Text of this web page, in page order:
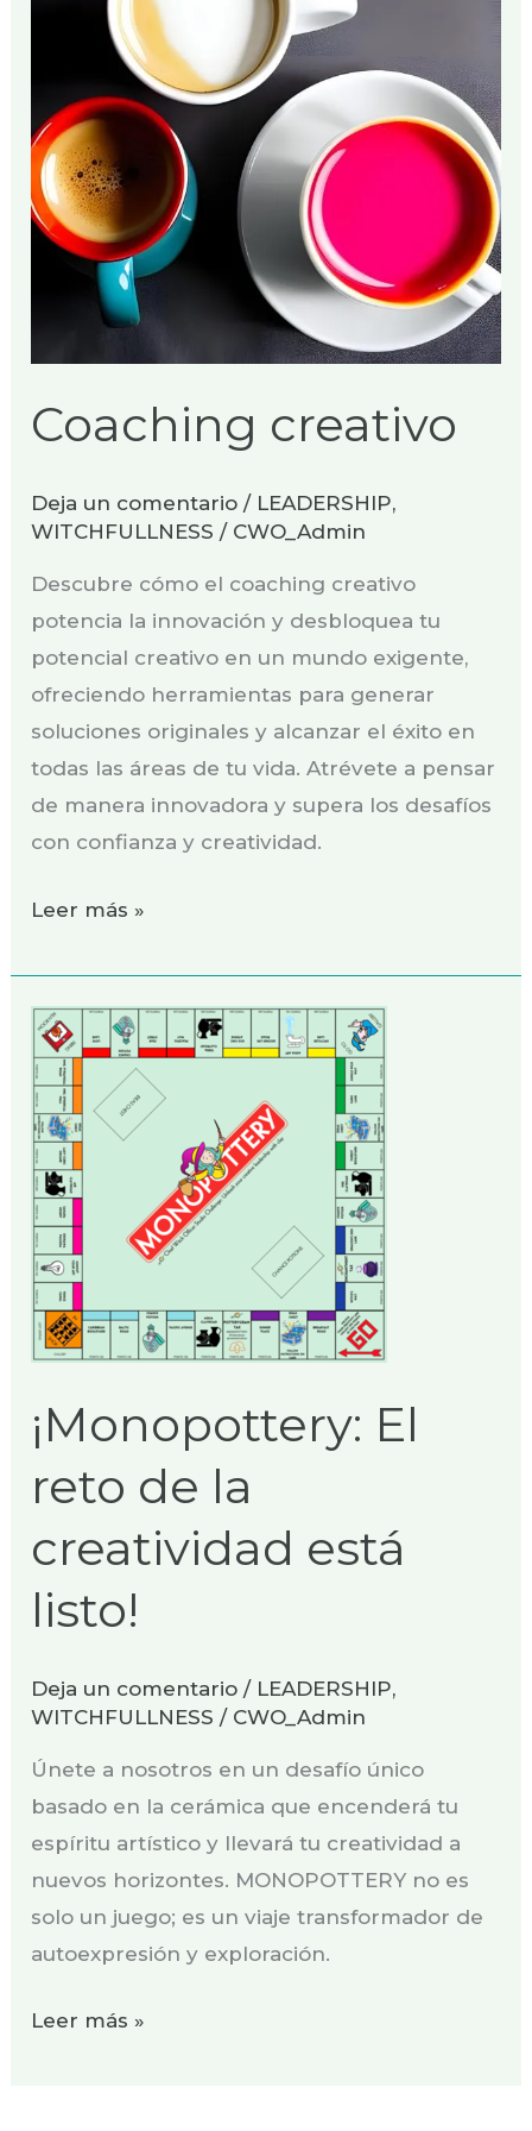
Coaching creativo
Deja un comentario / LEADERSHIP,
WITCHFULLNESS / CWO_Admin
Descubre cómo el coaching creativo
potencia la innovación y desbloquea tu
potencial creativo en un mundo exigente,
ofreciendo herramientas para generar
soluciones originales y alcanzar el éxito en
todas las áreas de tu vida. Atrévete a pensar
de manera innovadora y supera los desafíos
con confianza y creatividad.
Leer más »
¡Monopottery: El
reto de la
creatividad está
listo!
Deja un comentario / LEADERSHIP,
WITCHFULLNESS / CWO_Admin
Únete a nosotros en un desafío único
basado en la cerámica que encenderá tu
espíritu artístico y llevará tu creatividad a
nuevos horizontes. MONOPOTTERY no es
solo un juego; es un viaje transformador de
autoexpresión y exploración.
¡Monopottery:
El
reto
de
la
creatividad
está
listo!
Leer más »